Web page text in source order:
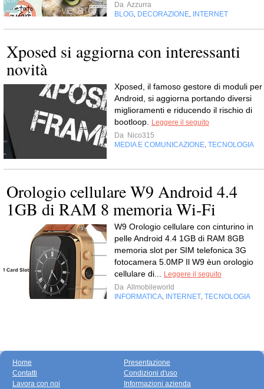
Da Azzurra
BLOG, DECORAZIONE, INTERNET
Xposed si aggiorna con interessanti
novità
Xposed, il famoso gestore di moduli per
Android, si aggiorna portando diversi
miglioramenti e riducendo il rischio di
bootloop. Leggere il seguito
Da Nico315
MEDIA E COMUNICAZIONE, TECNOLOGIA
Orologio cellulare W9 Android 4.4
1GB di RAM 8 memoria Wi-Fi
W9 Orologio cellulare con cinturino in
pelle Android 4.4 1GB di RAM 8GB
memoria slot per SIM telefonica 3G
fotocamera 5.0MP Il W9 èun orologio
cellulare di... Leggere il seguito
Da Allmobileworld
INFORMATICA, INTERNET, TECNOLOGIA
Home
Contatti
Lavora con noi
Presentazione
Condizioni d'uso
Informazioni azienda